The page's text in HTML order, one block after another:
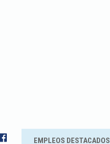
FacebookEMPLEOS DESTACADOS